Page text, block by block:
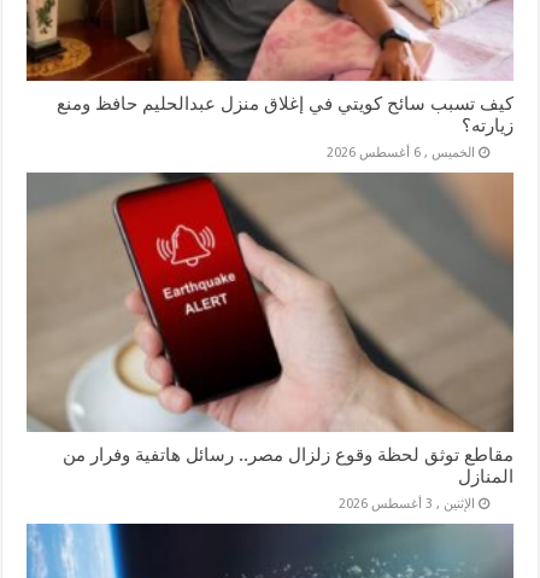
كيف تسبب سائح كويتي في إغلاق منزل عبدالحليم حافظ ومنع
زيارته؟
الخميس , 6 أغسطس 2026
مقاطع توثق لحظة وقوع زلزال مصر.. رسائل هاتفية وفرار من
المنازل
الإثنين , 3 أغسطس 2026